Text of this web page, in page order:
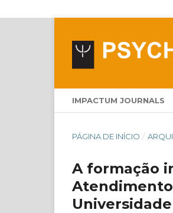
IMPACTUM JOURNALS
PÁGINA DE INÍCIO /
A formação